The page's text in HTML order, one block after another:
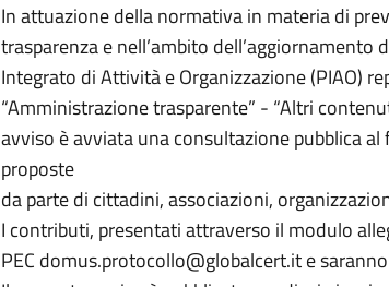
In attuazione della normativa in materia di
trasparenza e nell’ambito dell’aggiornamento
Integrato di Attività e Organizzazione (PIAO)
“Amministrazione trasparente” - “Altri
avviso è avviata una consultazione pubblica
proposte
da parte di cittadini, associazioni,
I contributi, presentati attraverso il modulo
PEC domus.protocollo@globalcert.it e